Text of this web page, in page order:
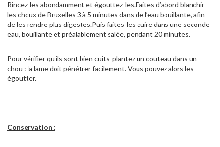
Rincez-les abondamment et égouttez-les.Faites d’abord blanchir
les choux de Bruxelles 3 à 5 minutes dans de l’eau bouillante, afin
de les rendre plus digestes.Puis faites-les cuire dans une seconde
eau, bouillante et préalablement salée, pendant 20 minutes.
Pour vérifier qu’ils sont bien cuits, plantez un couteau dans un
chou : la lame doit pénétrer facilement. Vous pouvez alors les
égoutter.
Conservation :